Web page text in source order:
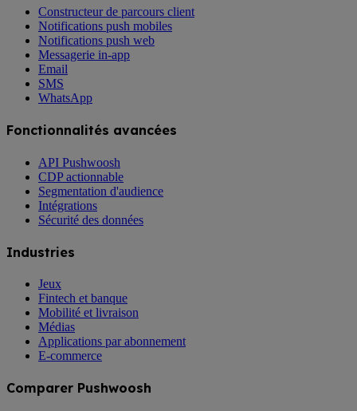
Constructeur de parcours client
Notifications push mobiles
Notifications push web
Messagerie in-app
Email
SMS
WhatsApp
Fonctionnalités avancées
API Pushwoosh
CDP actionnable
Segmentation d'audience
Intégrations
Sécurité des données
Industries
Jeux
Fintech et banque
Mobilité et livraison
Médias
Applications par abonnement
E-commerce
Comparer Pushwoosh